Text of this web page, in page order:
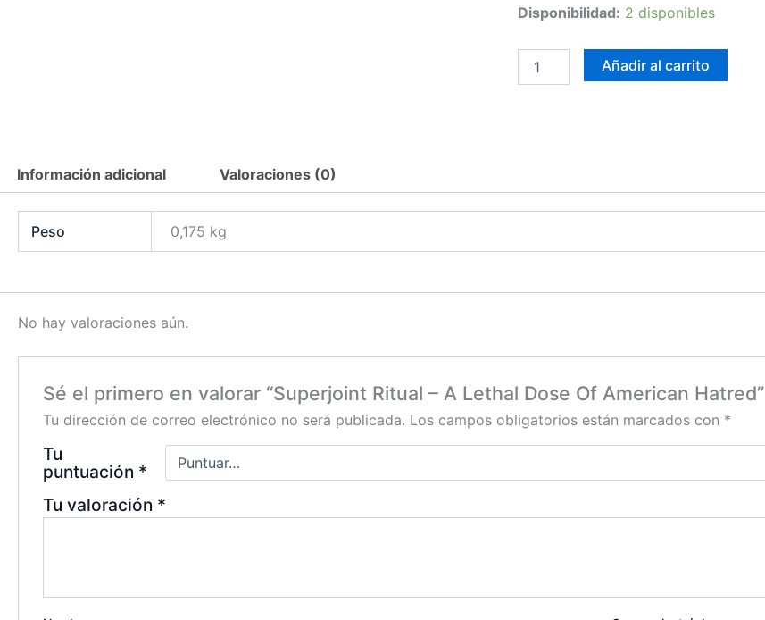
Disponibilidad: 2 disponibles
Superjoint
Ritual
Añadir al carrito
Información adicional Valoraciones (0)
Peso 0,175 kg
No hay valoraciones aún.
Sé el primero en valorar “Superjoint Ritual – A Lethal Dose Of American Hatred”
Tu dirección de correo electrónico no será publicada. Los campos obligatorios están marcados con *
Tu
puntuación *
Tu valoración *